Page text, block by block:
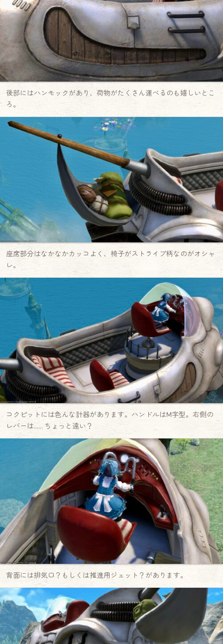
後部にはハンモックがあり、荷物がたくさん運べるのも嬉しいとこ
ろ。
座席部分はなかなかカッコよく、椅子がストライプ柄なのがオシャ
レ。
コクピットには色んな計器があります。ハンドルはM字型。右側の
レバーは…… ちょっと遠い？
背面には排気口？もしくは推進用ジェット？があります。